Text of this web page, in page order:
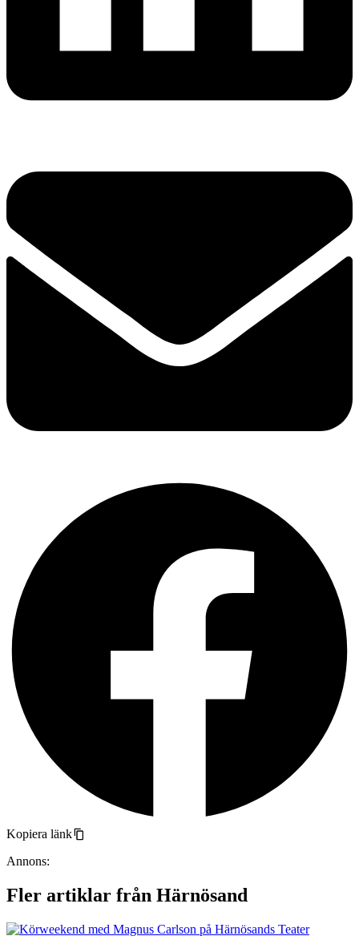
Kopiera länk
Annons:
Fler artiklar från Härnösand